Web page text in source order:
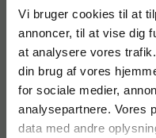
Vi bruger cookies til at
annoncer, til at vise dig
at analysere vores
din brug af vores
for sociale medier,
analysepartnere. Vores
data med andre
varmt vand eller mælk
Om BKI
BKI er en dansk
kvalitetsbevidste varme
Sortimentet spænder fra
udviklet til nem og